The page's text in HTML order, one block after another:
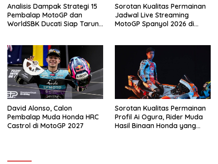
Analisis Dampak Strategi 15
Pembalap MotoGP dan
WorldSBK Ducati Siap Tarung
Sorotan Kualitas Permainan
Jadwal Live Streaming
MotoGP Spanyol 2026 di
David Alonso, Calon
Pembalap Muda Honda HRC
Castrol di MotoGP 2027
Sorotan Kualitas Permainan
Profil Ai Ogura, Rider Muda
Hasil Binaan Honda yang